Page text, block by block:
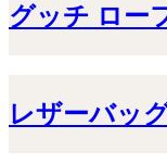
グッチ ロー
レザーバッ